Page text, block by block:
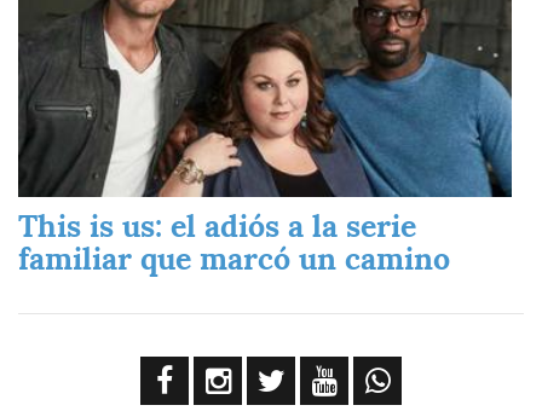
This is us: el adiós a la serie
familiar que marcó un camino